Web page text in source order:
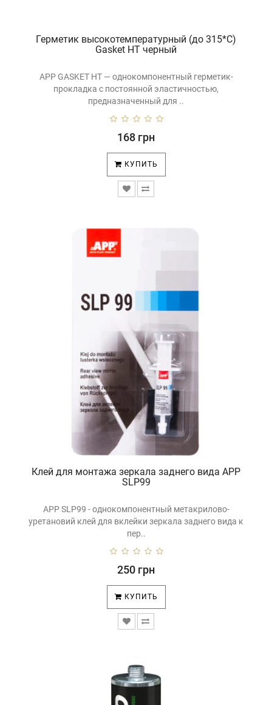
Герметик высокотемпературный (до 315*С)
Gasket HT черный
APP GASKET HT — однокомпонентный герметик-
прокладка с постоянной эластичностью,
предназначенный для ..
168 грн
КУПИТЬ
Клей для монтажа зеркала заднего вида APP
SLP99
APP SLP99 - однокомпонентный метакрилово-
уретановий клей для вклейки зеркала заднего вида к
пер..
250 грн
КУПИТЬ